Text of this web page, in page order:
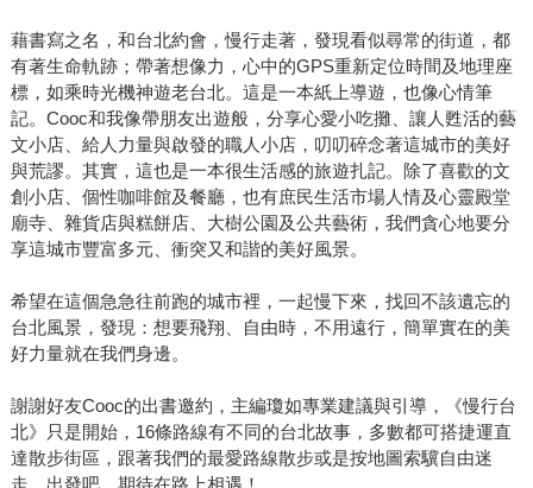
藉書寫之名，和台北約會，慢行走著，發現看似尋常的街道，都
有著生命軌跡；帶著想像力，心中的GPS重新定位時間及地理座
標，如乘時光機神遊老台北。這是一本紙上導遊，也像心情筆
記。Cooc和我像帶朋友出遊般，分享心愛小吃攤、讓人甦活的藝
文小店、給人力量與啟發的職人小店，叨叨碎念著這城市的美好
與荒謬。其實，這也是一本很生活感的旅遊扎記。除了喜歡的文
創小店、個性咖啡館及餐廳，也有庶民生活市場人情及心靈殿堂
廟寺、雜貨店與糕餅店、大樹公園及公共藝術，我們貪心地要分
享這城市豐富多元、衝突又和諧的美好風景。
希望在這個急急往前跑的城市裡，一起慢下來，找回不該遺忘的
台北風景，發現：想要飛翔、自由時，不用遠行，簡單實在的美
好力量就在我們身邊。
謝謝好友Cooc的出書邀約，主編瓊如專業建議與引導，《慢行台
北》只是開始，16條路線有不同的台北故事，多數都可搭捷運直
達散步街區，跟著我們的最愛路線散步或是按地圖索驥自由迷
走。出發吧，期待在路上相遇！